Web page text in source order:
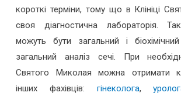
короткі терміни, тому що в Клініці
своя діагностична лабораторія.
можуть бути загальний і
загальний аналіз сечі. При
Святого Миколая можна отримати
інших фахівців: гінеколога,